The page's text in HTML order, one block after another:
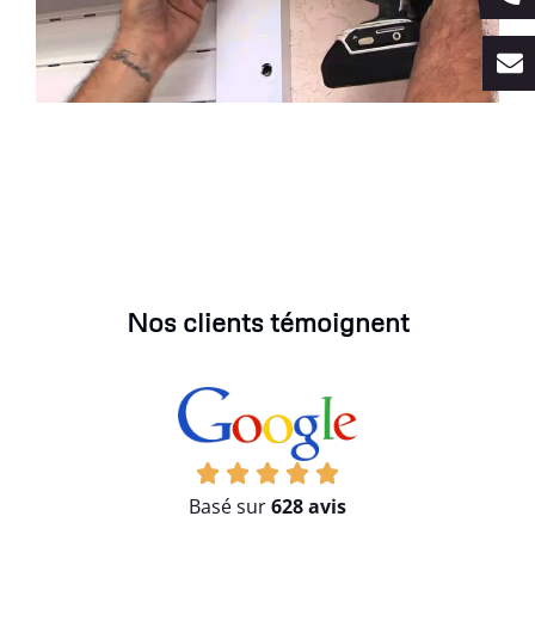
Nos clients témoignent
Basé sur628 avis